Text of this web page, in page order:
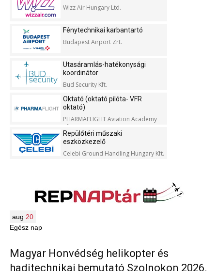
Wizz Air Hungary Ltd.
Fénytechnikai karbantartó
Budapest Airport Zrt.
Utasáramlás-hatékonysági
koordinátor
Bud Security Kft.
Oktató (oktató pilóta- VFR
oktató)
PHARMAFLIGHT Aviation Academy
Kft.
Repülőtéri műszaki
eszközkezelő
Celebi Ground Handling Hungary Kft.
aug 20
Egész nap
Magyar Honvédség helikopter és
haditechnikai bemutató Szolnokon 2026.